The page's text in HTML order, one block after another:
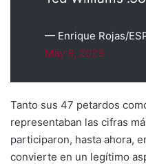
— Enrique Rojas/
May 8, 2023
Tanto sus 47 petardos
representaban las cifras
participaron, hasta ahora,
convierte en un legítimo